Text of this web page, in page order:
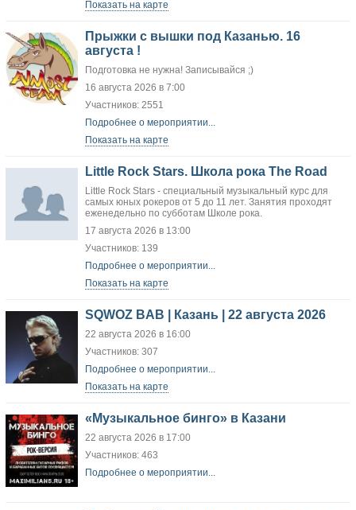
Показать на карте
Прыжки с вышки под Казанью. 16
августа !
Подготовка не нужна! Записывайся ;)
16 августа 2026 в 7:00
Участников: 2551
Подробнее о мероприятии...
Показать на карте
Little Rock Stars. Школа рока The Road
Little Rock Stars - специальный музыкальный курс для
самых юных рокеров от 5 до 11 лет. Занятия проходят
еженедельно по субботам Школе рока.
17 августа 2026 в 13:00
Участников: 139
Подробнее о мероприятии...
Показать на карте
SQWOZ BAB | Казань | 22 августа 2026
22 августа 2026 в 16:00
Участников: 307
Подробнее о мероприятии...
Показать на карте
«Музыкальное бинго» в Казани
22 августа 2026 в 17:00
Участников: 463
Подробнее о мероприятии...